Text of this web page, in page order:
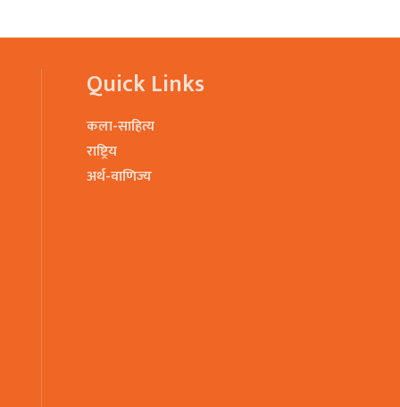
Quick Links
कला-साहित्य
राष्ट्रिय
अर्थ-वाणिज्य